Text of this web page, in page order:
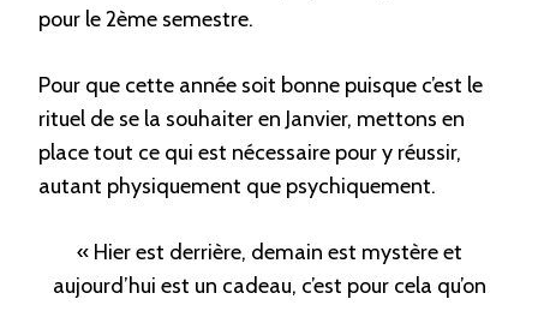
pour le 2ème semestre.
Pour que cette année soit bonne puisque c’est le
rituel de se la souhaiter en Janvier, mettons en
place tout ce qui est nécessaire pour y réussir,
autant physiquement que psychiquement.
« Hier est derrière, demain est mystère et
aujourd’hui est un cadeau, c’est pour cela qu’on